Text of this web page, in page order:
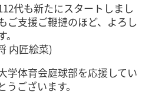
代も新たにスタートしまし
ご支援ご鞭撻のほど、よろし
内匠絵菜)
学体育会庭球部を応援してい
ございます。